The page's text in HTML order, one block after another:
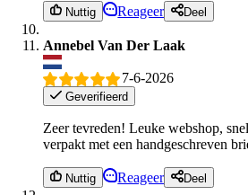
Nuttig Reageer Deel
Annebel Van Der Laak
7-6-2026
Geverifieerd
Zeer tevreden! Leuke webshop,
verpakt met een handgeschreven
Nuttig Reageer Deel